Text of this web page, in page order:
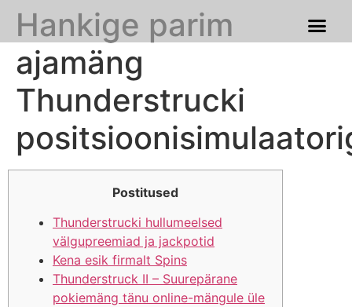
Hankige parim
ajamäng
Thunderstrucki
Postitused
Thunderstrucki hullumeelsed
välgupreemiad ja jackpotid
Kena esik firmalt Spins
Thunderstruck II – Suurepärane
pokiemäng tänu online-mängule üle